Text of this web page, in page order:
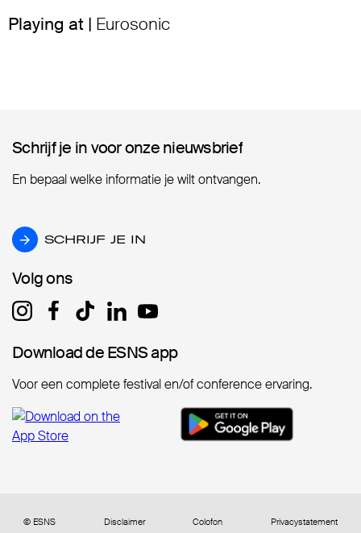
Playing at | Eurosonic
Schrijf je in voor onze nieuwsbrief
Schrijf je in voor onze nieuwsbrief
En bepaal welke informatie je wilt ontvangen.
SCHRIJF JE IN
SCHRIJF JE IN
Volg ons
Volg ons
Download de ESNS app
Download de ESNS app
Voor een complete festival en/of conference ervaring.
© ESNS Disclaimer Colofon Privacystatement